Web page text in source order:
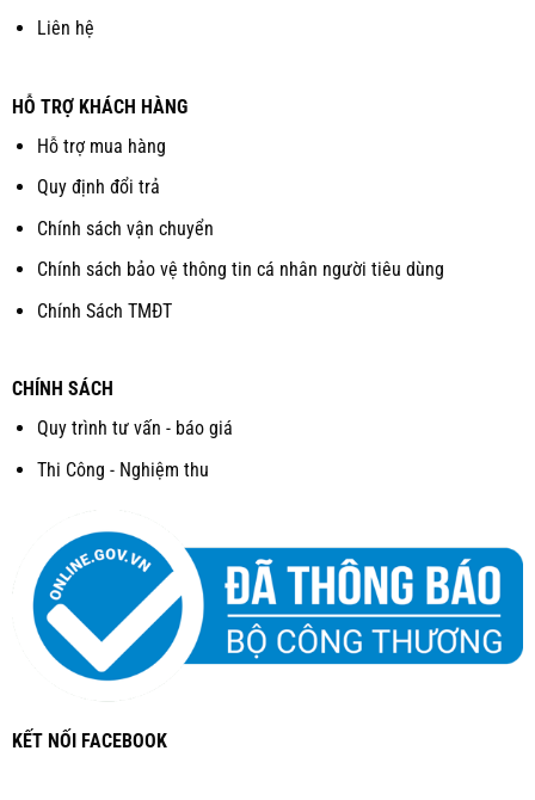
Liên hệ
HỖ TRỢ KHÁCH HÀNG
Hỗ trợ mua hàng
Quy định đổi trả
Chính sách vận chuyển
Chính sách bảo vệ thông tin cá nhân người tiêu dùng
Chính Sách TMĐT
CHÍNH SÁCH
Quy trình tư vấn - báo giá
Thi Công - Nghiệm thu
KẾT NỐI FACEBOOK